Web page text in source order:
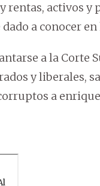
rentas, activos
a conocer
a la Corte
y liberales,
a